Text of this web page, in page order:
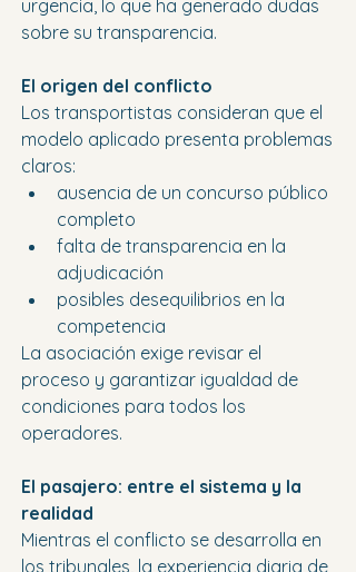
urgencia, lo que ha generado dudas
sobre su transparencia.
El origen del conflicto
Los transportistas consideran que el
modelo aplicado presenta problemas
claros:
ausencia de un concurso público
completo
falta de transparencia en la
adjudicación
posibles desequilibrios en la
competencia
La asociación exige revisar el
proceso y garantizar igualdad de
condiciones para todos los
operadores.
El pasajero: entre el sistema y la
realidad
Mientras el conflicto se desarrolla en
los tribunales, la experiencia diaria de